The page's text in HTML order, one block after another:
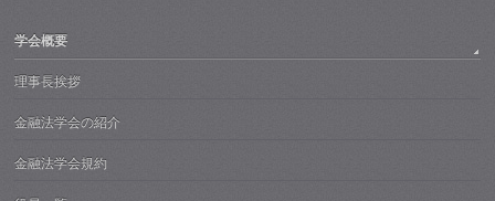
学会概要
理事長挨拶
金融法学会の紹介
金融法学会規約